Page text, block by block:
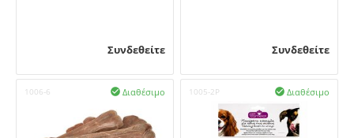
Συνδεθείτε Συνδεθείτε
1006-6 Διαθέσιμο
 1005-2P Διαθέσιμο
